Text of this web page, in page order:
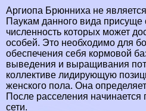
Аргиопа Брюнниха не
Паукам данного вида присуще
численность которых может
особей. Это необходимо для
обеспечения себя кормовой
выведения и выращивания
коллективе лидирующую
женского пола. Она
После расселения начинается
сети.